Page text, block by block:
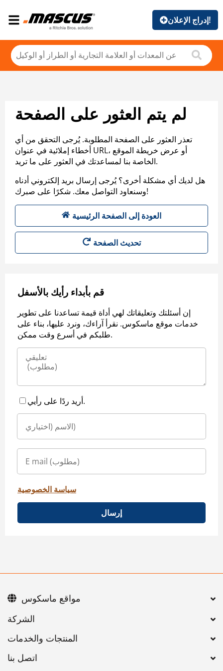
إدراج الإعلان!
لم يتم العثور على الصفحة
تعذر العثور على الصفحة المطلوبة. يُرجى التحقق من أي
أخطاء إملائية في عنوان URL، أو عرض خريطة الموقع
الخاصة بنا لمساعدتك في العثور على ما تريد.
هل لديك أي مشكلة أخرى؟ يُرجى إرسال بريد إلكتروني أدناه
وسنعاود التواصل معك. شكرًا على صبرك!
العودة إلى الصفحة الرئيسية
تحديث الصفحة
قم بأبداء رأيك بالأسفل
إن أسئلتك وتعليقاتك لهي أداة قيمة تساعدنا على تطوير
خدمات موقع ماسكوس. نقرأ آراءك، ونرد عليها، بناء على
طلبكم في أسرع وقت ممكن.
أريد ردًا على رأيي.
سياسة الخصوصية
إرسال
اتصل بنا
مواقع ماسكوس